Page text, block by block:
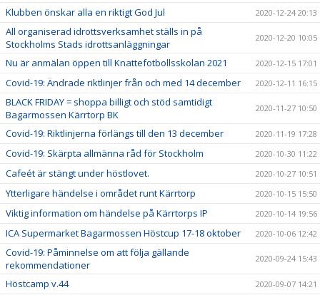
Klubben önskar alla en riktigt God Jul 2020-12-24 20:13
All organiserad idrottsverksamhet ställs in på
Stockholms Stads idrottsanläggningar
2020-12-20 10:05
Nu är anmälan öppen till Knattefotbollsskolan 2021 2020-12-15 17:01
Covid-19: Ändrade riktlinjer från och med 14 december 2020-12-11 16:15
BLACK FRIDAY = shoppa billigt och stöd samtidigt
Bagarmossen Kärrtorp BK
2020-11-27 10:50
Covid-19: Riktlinjerna förlängs till den 13 december 2020-11-19 17:28
Covid-19: Skärpta allmänna råd för Stockholm 2020-10-30 11:22
Cafeét är stängt under höstlovet. 2020-10-27 10:51
Ytterligare händelse i området runt Kärrtorp 2020-10-15 15:50
Viktig information om händelse på Kärrtorps IP 2020-10-14 19:56
ICA Supermarket Bagarmossen Höstcup 17-18 oktober 2020-10-06 12:42
Covid-19: Påminnelse om att följa gällande
rekommendationer
2020-09-24 15:43
Höstcamp v.44 2020-09-07 14:21